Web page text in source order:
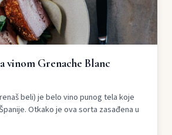
vinom Grenache Blanc
beli) je belo vino punog tela koje
Otkako je ova sorta zasađena u